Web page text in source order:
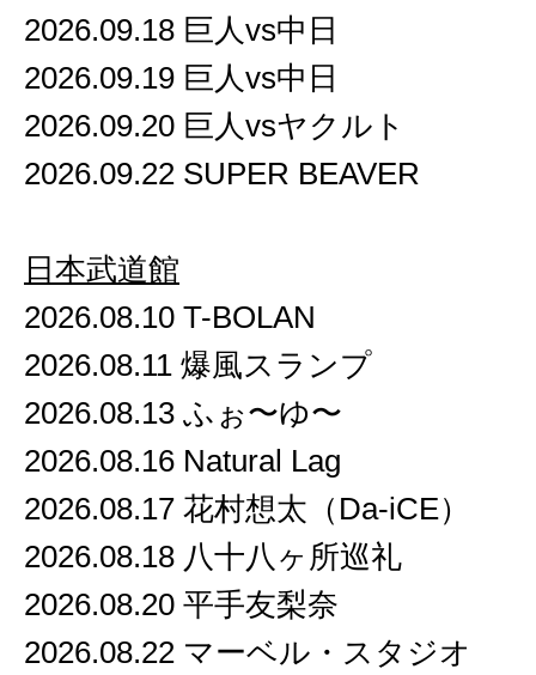
2026.09.18 巨人vs中日
2026.09.19 巨人vs中日
2026.09.20 巨人vsヤクルト
2026.09.22 SUPER BEAVER
日本武道館
2026.08.10 T-BOLAN
2026.08.11 爆風スランプ
2026.08.13 ふぉ〜ゆ〜
2026.08.16 Natural Lag
2026.08.17 花村想太（Da-iCE）
2026.08.18 八十八ヶ所巡礼
2026.08.20 平手友梨奈
2026.08.22 マーベル・スタジオ